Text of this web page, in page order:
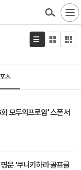
츠
모두의프로암' 스폰서
문 '쿠니키하라 골프클